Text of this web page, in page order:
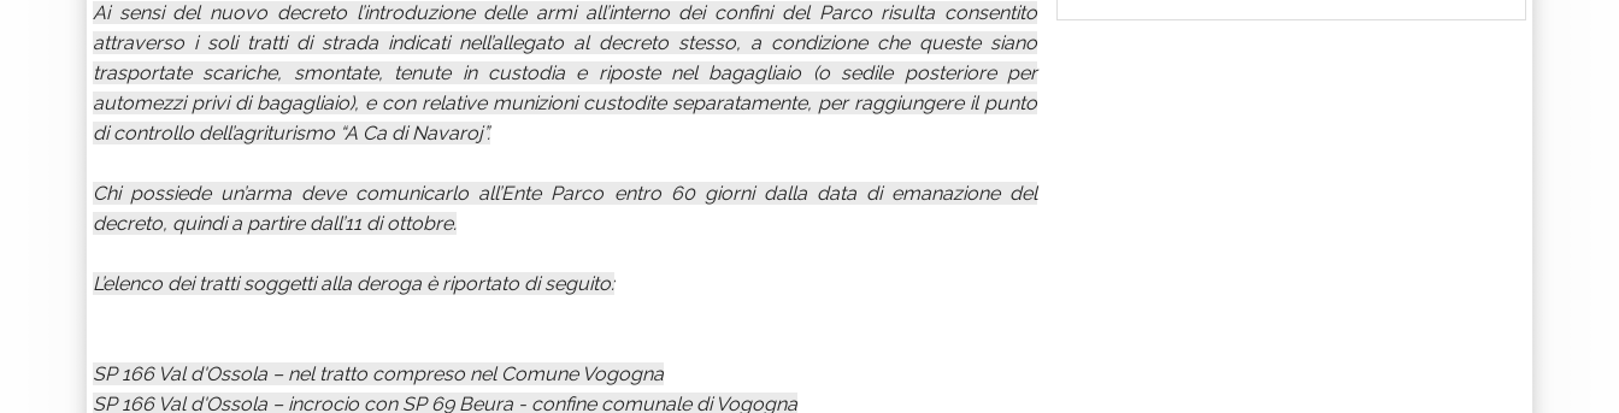
Ai sensi del nuovo decreto l’introduzione delle armi all’interno dei confini del Parco risulta consentito
attraverso i soli tratti di strada indicati nell’allegato al decreto stesso, a condizione che queste siano
trasportate scariche, smontate, tenute in custodia e riposte nel bagagliaio (o sedile posteriore per
automezzi privi di bagagliaio), e con relative munizioni custodite separatamente, per raggiungere il punto
di controllo dell’agriturismo “A Ca di Navaroj”.
Chi possiede un’arma deve comunicarlo all’Ente Parco entro 60 giorni dalla data di emanazione del
decreto, quindi a partire dall’11 di ottobre.
L’elenco dei tratti soggetti alla deroga è riportato di seguito:
SP 166 Val d'Ossola – nel tratto compreso nel Comune Vogogna
SP 166 Val d'Ossola – incrocio con SP 69 Beura - confine comunale di Vogogna